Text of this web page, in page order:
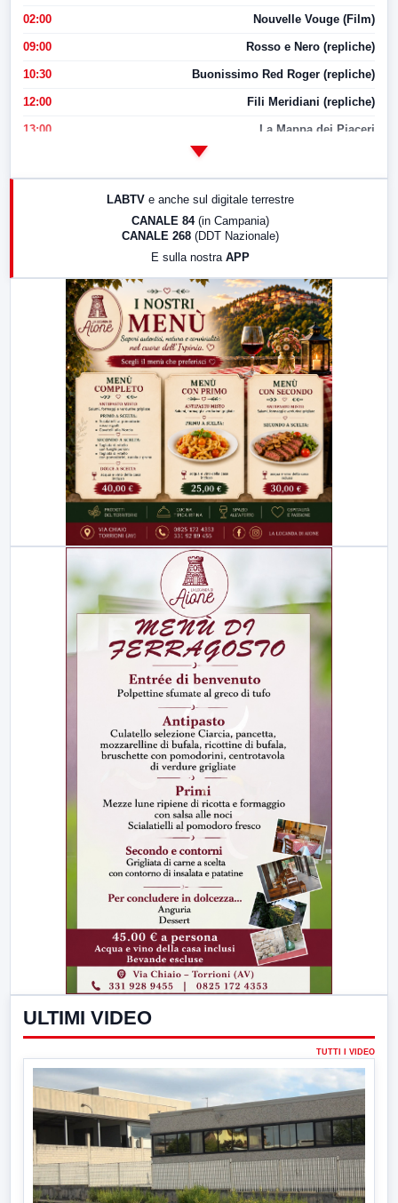
02:00 Nouvelle Vouge (Film)
09:00 Rosso e Nero (repliche)
10:30 Buonissimo Red Roger (repliche)
12:00 Fili Meridiani (repliche)
13:00 La Mappa dei Piaceri
17:00 LabNews (replica)
LabNews (replica)
LABTV e anche sul digitale terrestre
CANALE 84 (in Campania)
CANALE 268 (DDT Nazionale)
E sulla nostra APP
ULTIMI VIDEO
TUTTI I VIDEO